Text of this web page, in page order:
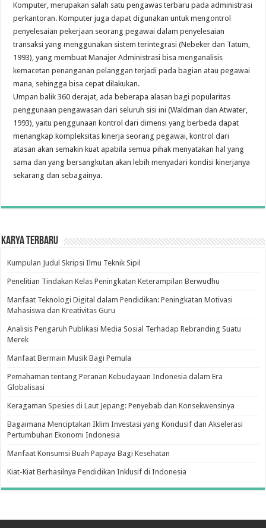
Komputer, merupakan salah satu pengawas terbaru pada administrasi
perkantoran. Komputer juga dapat digunakan untuk mengontrol
penyelesaian pekerjaan seorang pegawai dalam penyelesaian
transaksi yang menggunakan sistem terintegrasi (Nebeker dan Tatum,
1993), yang membuat Manajer Administrasi bisa menganalisis
kemacetan penanganan pelanggan terjadi pada bagian atau pegawai
mana, sehingga bisa cepat dilakukan.
Umpan balik 360 derajat, ada beberapa alasan bagi popularitas
penggunaan pengawasan dari seluruh sisi ini (Waldman dan Atwater,
1993), yaitu penggunaan kontrol dari dimensi yang berbeda dapat
menangkap kompleksitas kinerja seorang pegawai, kontrol dari
atasan akan semakin kuat apabila semua pihak menyatakan hal yang
sama dan yang bersangkutan akan lebih menyadari kondisi kinerjanya
sekarang dan sebagainya.
Karya Terbaru
Kumpulan Judul Skripsi Ilmu Teknik Sipil
Penelitian Tindakan Kelas Peningkatan Keterampilan Berwudhu
Manfaat Teknologi Digital dalam Pendidikan: Peningkatan Motivasi
Mahasiswa dan Kreativitas Guru
Analisis Pengaruh Publikasi Media Sosial Terhadap Rebranding Suatu
Merek
Manfaat Bermain Musik Bagi Pemula
Pemahaman tentang Peranan Kebudayaan Indonesia dalam Era
Globalisasi
Keragaman Spesies di Laut Jepang: Penyebab dan Konsekwensinya
Bagaimana Menciptakan Iklim Investasi yang Kondusif dan Akselerasi
Pertumbuhan Ekonomi Indonesia
Manfaat Konsumsi Buah Papaya Bagi Kesehatan
Kiat-Kiat Berhasilnya Pendidikan Inklusif di Indonesia